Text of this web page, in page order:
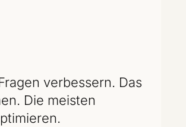
verbessern. Das
Die meisten